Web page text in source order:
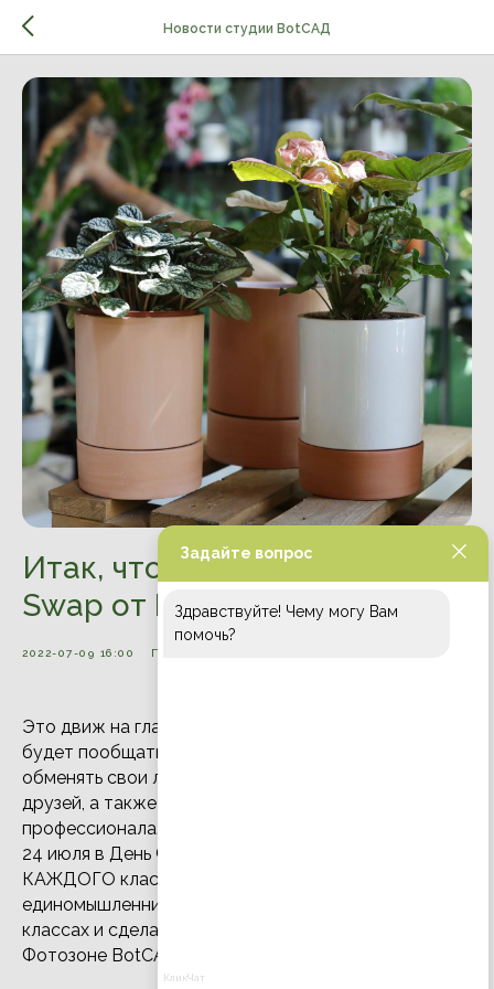
Новости студии BotСАД
Итак, что же такое Green
Swap от BotСАД studio?!
2022-07-09 16:00 ПРОШЕДШИЕ СОБЫТИЯ
Это движ на главной аллее Green Park, где можно
будет пообщаться с соседями-цветоводами,
обменять свои любимые растения на новых зеленых
друзей, а также получить совет по уходу от
профессионала.
24 июля в День Флориста мы приглашаем
КАЖДОГО классно провести время в кругу
единомышленников, принять участие в мастер-
классах и сделать запоминающиеся кадры в
Фотозоне BotСАД!
Задайте вопрос
Здравствуйте! Чему могу Вам
помочь?
КликЧат